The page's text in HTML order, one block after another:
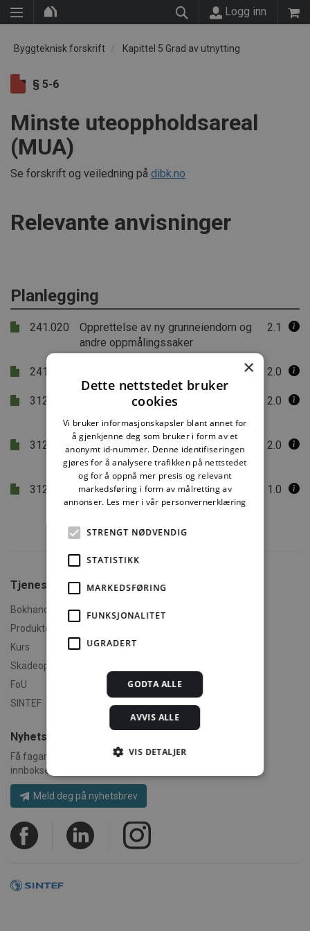
Logg inn
Byggteknisk forskrift Kapittel 5 Grad av utnytting
§ 5-6
Minste uteoppholdsareal
(MUA)
Se forskrift og veiledning på dibk.no
Relevante anvisninger
Planlegging
241.020
Opprettelse av ny grunneiendom og
andre oppmålingssaker
2.1
241.021 2.0
312.027
Fortettingsplanlegging i
2.0
312.035
Planlegging av områder for
fritidsbebyggelse
2.0
312.047 Fortetting i byområder 1.0
Tjenester fra SINTEF
Bokhandel
Produktdokumentasjon
Kurs
Skadeoppdrag
FoU
SINTEF
Nyhetsbrev
Få fagartikler, nyheter om forskning, bøker og kurs rett i
innboksen.
Meld deg på nyhetsbrev
×
Dette nettstedet bruker
cookies
Vi bruker informasjonskapsler blant annet for
å gjenkjenne deg som bruker i form av et
anonymt id-nummer. Denne identifiseringen
gjøres for å analysere trafikken på nettstedet
og for å oppnå mer presis og relevant
markedsføring i form av målretting av
annonser. Les mer i vår personvernerklæring
STRENGT NØDVENDIG
STATISTIKK
MARKEDSFØRING
FUNKSJONALITET
UGRADERT
GODTA ALLE
AVVIS ALLE
VIS DETALJER
Strengt nødvendig
Markedsføring
Ugradert